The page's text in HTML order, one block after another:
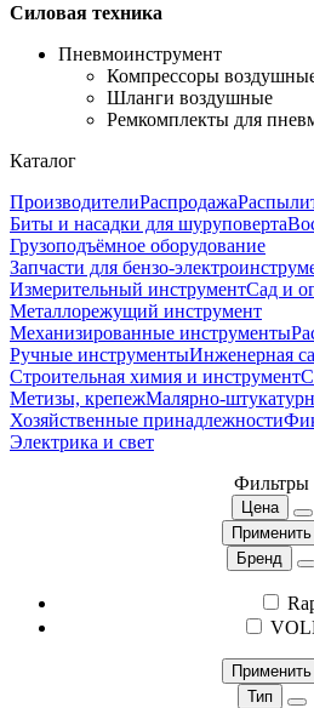
Силовая техника
Пневмоинструмент
Компрессоры
Шланги воздушные
Ремкомплекты для
Каталог
ПроизводителиРаспродажа
Биты и насадки для шуруповерта
Грузоподъёмное оборудование
Запчасти для бензо-
Измерительный инструментСад и
Металлорежущий инструмент
Механизированные инструменты
Ручные инструментыИнженерная
Строительная химия и инструмент
Метизы, крепежМалярно-
Хозяйственные принадлежности
Электрика и свет
Фильтры
Цена
Применить
Бренд
Применить
Тип